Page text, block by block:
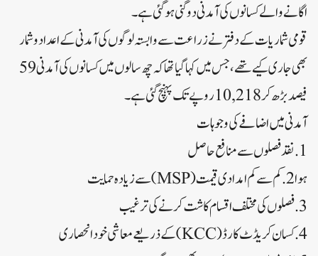
اگانے والے کسانوں کی آمدنی دوگنی ہو گئی ہے۔
قومی شماریات کے دفتر نے زراعت سے وابستہ لوگوں کی آمدنی کے اعداد و شمار
بھی جاری کیے تھے، جس میں کہا گیا تھا کہ چھ سالوں میں کسانوں کی آمدنی 59
فیصد بڑھ کر 10,218 روپے تک پہنچ گئی ہے۔
آمدنی میں اضافے کی وجوہات
1. نقد فصلوں سے منافع حاصل
ہوا 2. کم سے کم امدادی قیمت (MSP) سے زیادہ حمایت
3. فصلوں کی مختلف اقسام کاشت کرنے کی ترغیب
4. کسان کریڈٹ کارڈ (KCC) کے ذریعے معاشی خود انحصاری